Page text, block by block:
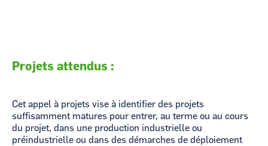
Projets attendus :
Cet appel à projets vise à identifier des projets
suffisamment matures pour entrer, au terme ou au cours
du projet, dans une production industrielle ou
préindustrielle ou dans des démarches de déploiement